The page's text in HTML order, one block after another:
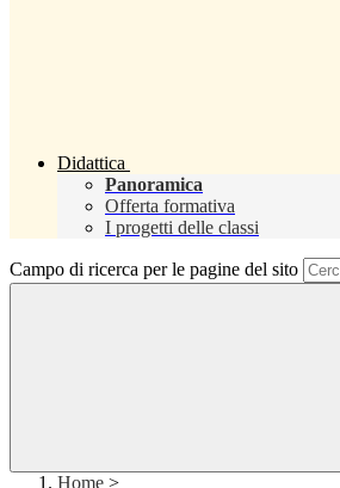
Didattica
Panoramica
Offerta formativa
I progetti delle classi
Campo di ricerca per le pagine del sito
Home >